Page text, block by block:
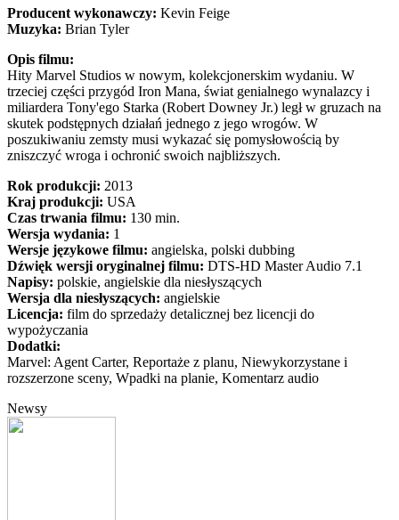
Producent wykonawczy: Kevin Feige
Muzyka: Brian Tyler
Opis filmu:
Hity Marvel Studios w nowym, kolekcjonerskim wydaniu. W
trzeciej części przygód Iron Mana, świat genialnego wynalazcy i
miliardera Tony'ego Starka (Robert Downey Jr.) legł w gruzach na
skutek podstępnych działań jednego z jego wrogów. W
poszukiwaniu zemsty musi wykazać się pomysłowością by
zniszczyć wroga i ochronić swoich najbliższych.
Rok produkcji: 2013
Kraj produkcji: USA
Czas trwania filmu: 130 min.
Wersja wydania: 1
Wersje językowe filmu: angielska, polski dubbing
Dźwięk wersji oryginalnej filmu: DTS-HD Master Audio 7.1
Napisy: polskie, angielskie dla niesłyszących
Wersja dla niesłyszących: angielskie
Licencja: film do sprzedaży detalicznej bez licencji do
wypożyczania
Dodatki:
Marvel: Agent Carter, Reportaże z planu, Niewykorzystane i
rozszerzone sceny, Wpadki na planie, Komentarz audio
Newsy